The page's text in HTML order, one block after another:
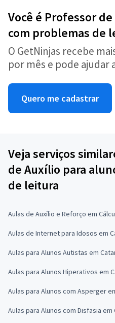
Você é Professor
com problemas de
O GetNinjas recebe
por mês e pode ajudar
Quero me cadastrar
Veja serviços
de Auxílio para
de leitura
Aulas de Auxílio e Reforço em
Aulas de Internet para Idosos em
Aulas para Alunos Autistas em
Aulas para Alunos Hiperativos em
Aulas para Alunos com Asperger
Aulas para Alunos com Disfasia em